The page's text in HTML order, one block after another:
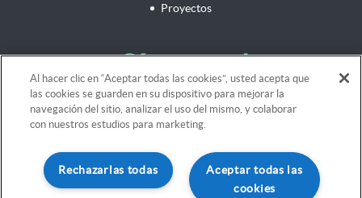
Proyectos
¡Síguenos!
Aviso legal
Términos y Condiciones
Al hacer clic en “Aceptar todas las cookies”, usted acepta que
las cookies se guarden en su dispositivo para mejorar la
navegación del sitio, analizar el uso del mismo, y colaborar
con nuestros estudios para marketing.
Aceptar todas las
cookies
Rechazarlas todas